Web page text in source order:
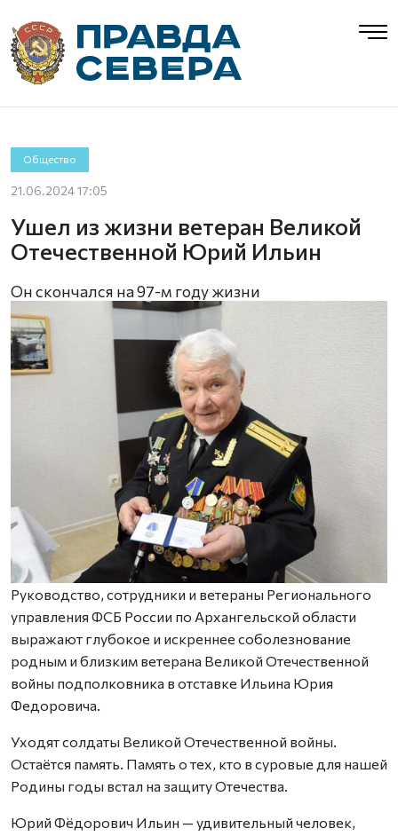
Общество
21.06.2024 17:05
Ушел из жизни ветеран Великой
Отечественной Юрий Ильин
Он скончался на 97-м году жизни
Руководство, сотрудники и ветераны Регионального
управления ФСБ России по Архангельской области
выражают глубокое и искреннее соболезнование
родным и близким ветерана Великой Отечественной
войны подполковника в отставке Ильина Юрия
Федоровича.
Уходят солдаты Великой Отечественной войны.
Остаётся память. Память о тех, кто в суровые для нашей
Родины годы встал на защиту Отечества.
Юрий Фёдорович Ильин — удивительный человек,